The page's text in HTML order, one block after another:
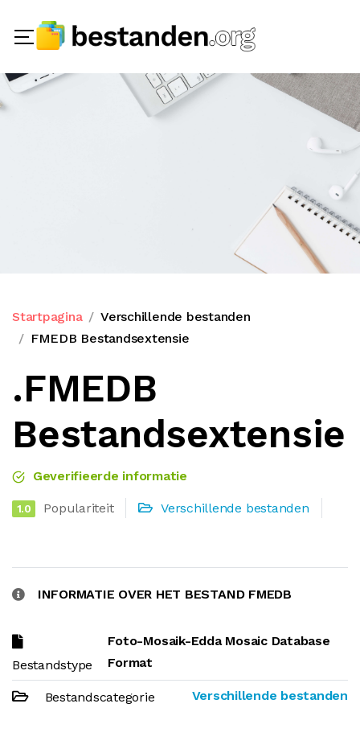
Startpagina
Verschillende bestanden
FMEDB Bestandsextensie
.FMEDB
Bestandsextensie
Geverifieerde informatie
1.0 Populariteit Verschillende bestanden
INFORMATIE OVER HET BESTAND FMEDB
Bestandstype
Foto-Mosaik-Edda Mosaic Database
Format
Bestandscategorie Verschillende bestanden